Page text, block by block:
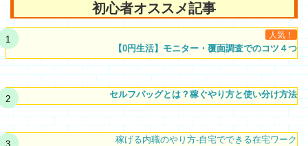
初心者オススメ記事
人気！
【0円生活】モニター・覆面調査でのコツ４つ
セルフバッグとは？稼ぐやり方と使い分け方法
稼げる内職のやり方-自宅でできる在宅ワーク